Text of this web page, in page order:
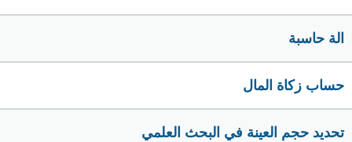
الة حاسبة
حساب زكاة المال
تحديد حجم العينة في البحث العلمي